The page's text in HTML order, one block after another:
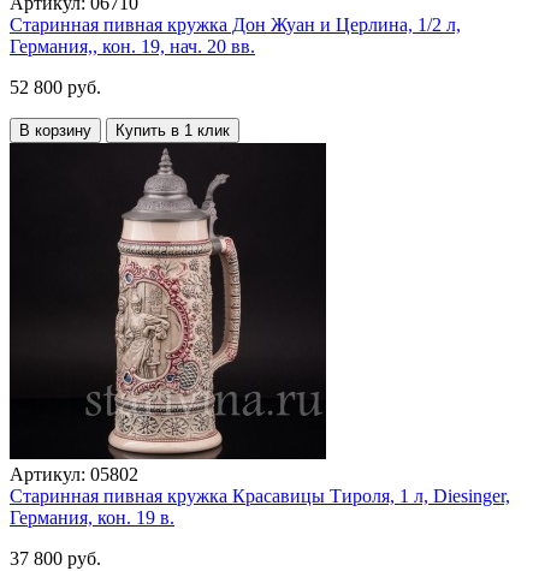
Старинная пивная кружка Дон Жуан и Церлина, 1/2 л,
Германия,, кон. 19, нач. 20 вв.
52 800 руб.
В корзину Купить в 1 клик
Артикул: 05802
Старинная пивная кружка Красавицы Тироля, 1 л, Diesinger,
Германия, кон. 19 в.
37 800 руб.